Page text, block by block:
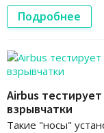
Подробнее
Airbus
взрывчатки
Такие "носы"